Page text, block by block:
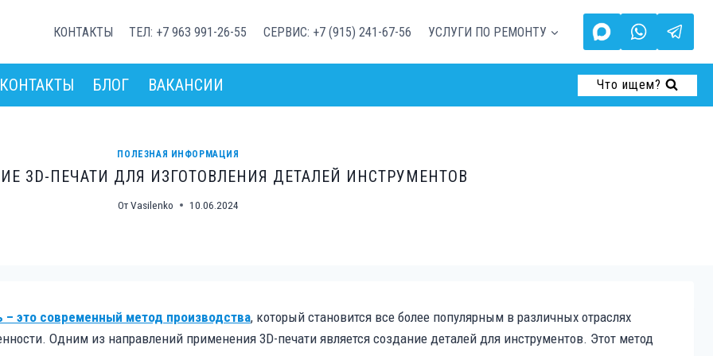
КОНТАКТЫ ТЕЛ: +7 963 991-26-55 СЕРВИС: +7 (915) 241-67-56 УСЛУГИ ПО РЕМОНТУ
КОНТАКТЫ БЛОГ ВАКАНСИИ Что ищем?
ПОЛЕЗНАЯ ИНФОРМАЦИЯ
3D-ПЕЧАТИ ДЛЯ ИЗГОТОВЛЕНИЯ ДЕТАЛЕЙ ИНСТРУМЕНТОВ
ОтVasilenko 10.06.2024
– это современный метод производства, который становится все более популярным в различных отраслях
Одним из направлений применения 3D-печати является создание деталей для инструментов. Этот метод